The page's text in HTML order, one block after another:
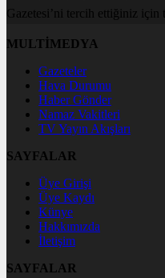
Gazetesi’ni tercih ettiğiniz için
MULTİMEDYA
Gazeteler
Hava Durumu
Haber Gönder
Namaz Vakitleri
TV Yayın Akışları
SAYFALAR
Üye Girişi
Üye Kaydı
Künye
Hakkımızda
İletişim
SAYFALAR